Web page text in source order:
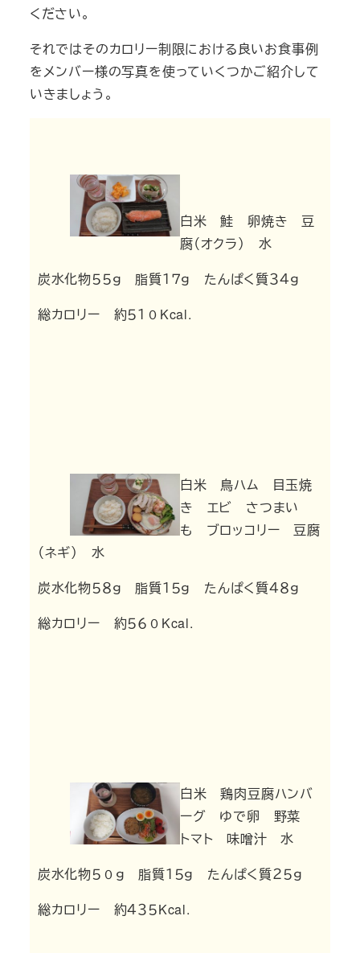
ください。
それではそのカロリー制限における良いお食事例
をメンバー様の写真を使っていくつかご紹介して
いきましょう。
白米 鮭 卵焼き 豆
腐（オクラ） 水
炭水化物５５ｇ 脂質１７ｇ たんぱく質３４ｇ
総カロリー 約５１０Kcal.
白米 鳥ハム 目玉焼
き エビ さつまい
も ブロッコリー 豆腐
（ネギ） 水
炭水化物５８ｇ 脂質１５ｇ たんぱく質４８ｇ
総カロリー 約５６０Kcal.
白米 鶏肉豆腐ハンバ
ーグ ゆで卵 野菜
トマト 味噌汁 水
炭水化物５０ｇ 脂質１５ｇ たんぱく質２５ｇ
総カロリー 約４３５Kcal.